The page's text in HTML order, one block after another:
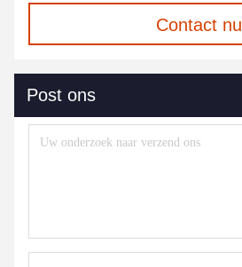
Contact nu
Post ons